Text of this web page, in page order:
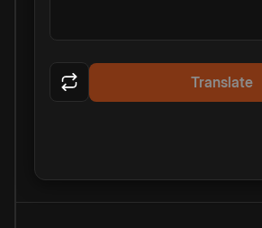
Translate